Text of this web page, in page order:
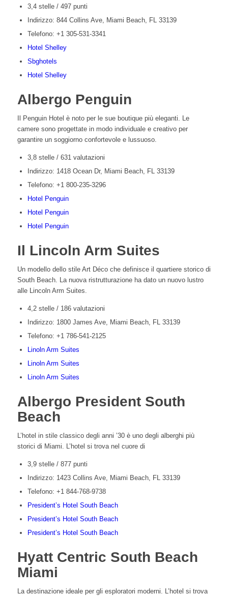
3,4 stelle / 497 punti
Indirizzo: 844 Collins Ave, Miami Beach, FL 33139
Telefono: +1 305-531-3341
Hotel Shelley
Sbghotels
Hotel Shelley
Albergo Penguin
Il Penguin Hotel è noto per le sue boutique più eleganti. Le
camere sono progettate in modo individuale e creativo per
garantire un soggiorno confortevole e lussuoso.
3,8 stelle / 631 valutazioni
Indirizzo: 1418 Ocean Dr, Miami Beach, FL 33139
Telefono: +1 800-235-3296
Hotel Penguin
Hotel Penguin
Hotel Penguin
Il Lincoln Arm Suites
Un modello dello stile Art Déco che definisce il quartiere storico di
South Beach. La nuova ristrutturazione ha dato un nuovo lustro
alle Lincoln Arm Suites.
4,2 stelle / 186 valutazioni
Indirizzo: 1800 James Ave, Miami Beach, FL 33139
Telefono: +1 786-541-2125
Linoln Arm Suites
Linoln Arm Suites
Linoln Arm Suites
Albergo President South
Beach
L’hotel in stile classico degli anni ’30 è uno degli alberghi più
storici di Miami. L’hotel si trova nel cuore di
3,9 stelle / 877 punti
Indirizzo: 1423 Collins Ave, Miami Beach, FL 33139
Telefono: +1 844-768-9738
President’s Hotel South Beach
President’s Hotel South Beach
President’s Hotel South Beach
Hyatt Centric South Beach
Miami
La destinazione ideale per gli esploratori moderni. L’hotel si trova